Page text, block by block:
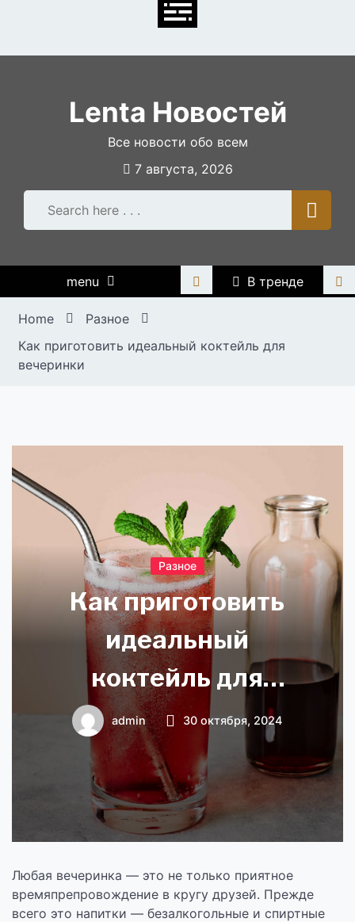
Lenta Новостей
Все новости обо всем
7 августа, 2026
menu В тренде
Home
Разное
Как приготовить идеальный коктейль для
вечеринки
Разное
Как приготовить
идеальный
коктейль для
вечеринки
admin 30 октября, 2024
Любая вечеринка — это не только приятное
времяпрепровождение в кругу друзей. Прежде
всего это напитки — безалкогольные и спиртные